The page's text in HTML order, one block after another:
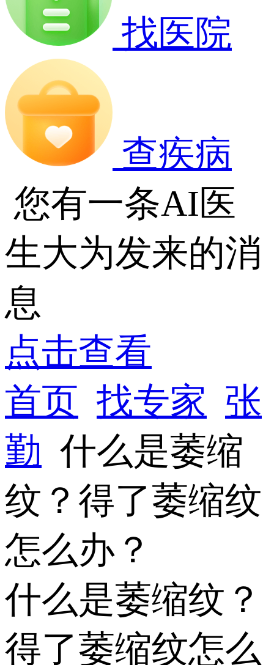
找医院
查疾病
您有一条AI医
生大为发来的消
息
点击查看
首页 找专家 张
勤 什么是萎缩
纹？得了萎缩纹
怎么办？
什么是萎缩纹？
得了萎缩纹怎么